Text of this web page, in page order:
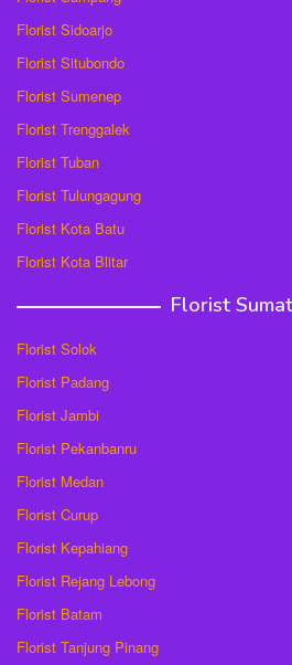
Florist Sidoarjo
Florist Situbondo
Florist Sumenep
Florist Trenggalek
Florist Tuban
Florist Tulungagung
Florist Kota Batu
Florist Kota Blitar
Florist
Florist Solok
Florist Padang
Florist Jambi
Florist Pekanbanru
Florist Medan
Florist Curup
Florist Kepahiang
Florist Rejang Lebong
Florist Batam
Florist Tanjung Pinang